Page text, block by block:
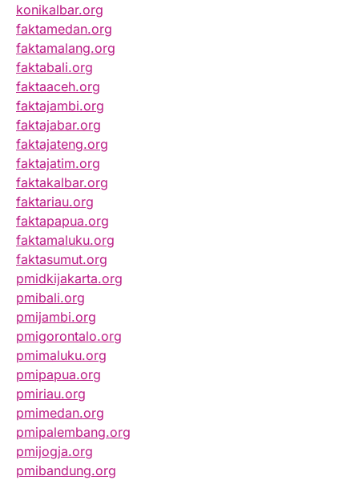
konikalbar.org
faktamedan.org
faktamalang.org
faktabali.org
faktaaceh.org
faktajambi.org
faktajabar.org
faktajateng.org
faktajatim.org
faktakalbar.org
faktariau.org
faktapapua.org
faktamaluku.org
faktasumut.org
pmidkijakarta.org
pmibali.org
pmijambi.org
pmigorontalo.org
pmimaluku.org
pmipapua.org
pmiriau.org
pmimedan.org
pmipalembang.org
pmijogja.org
pmibandung.org